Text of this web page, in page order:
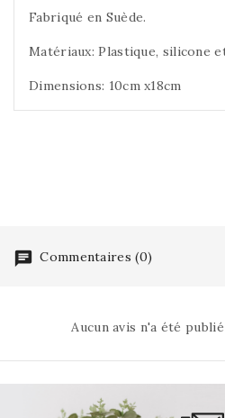
Fabriqué en Suède.
Matériaux: Plastique, silicone
Dimensions: 10cm x18cm
Commentaires (0)
Aucun avis n'a été